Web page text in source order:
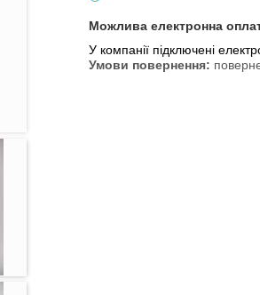
У компанії підключені